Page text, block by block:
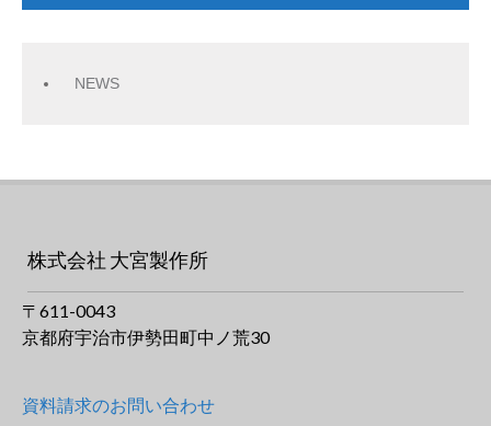
NEWS
株式会社 大宮製作所
〒611-0043
京都府宇治市伊勢田町中ノ荒30
資料請求のお問い合わせ